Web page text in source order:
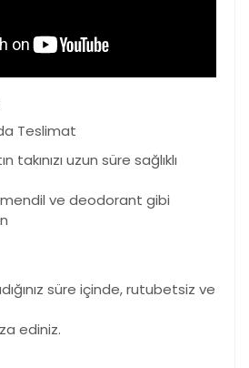
Teslimat
uzun süre sağlıklı
ve deodorant gibi
süre içinde, rutubetsiz ve
ediniz.